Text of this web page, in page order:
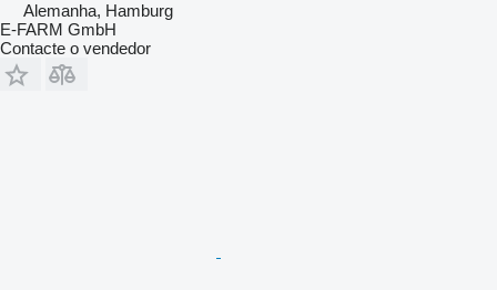
Alemanha, Hamburg
E-FARM GmbH
Contacte o vendedor